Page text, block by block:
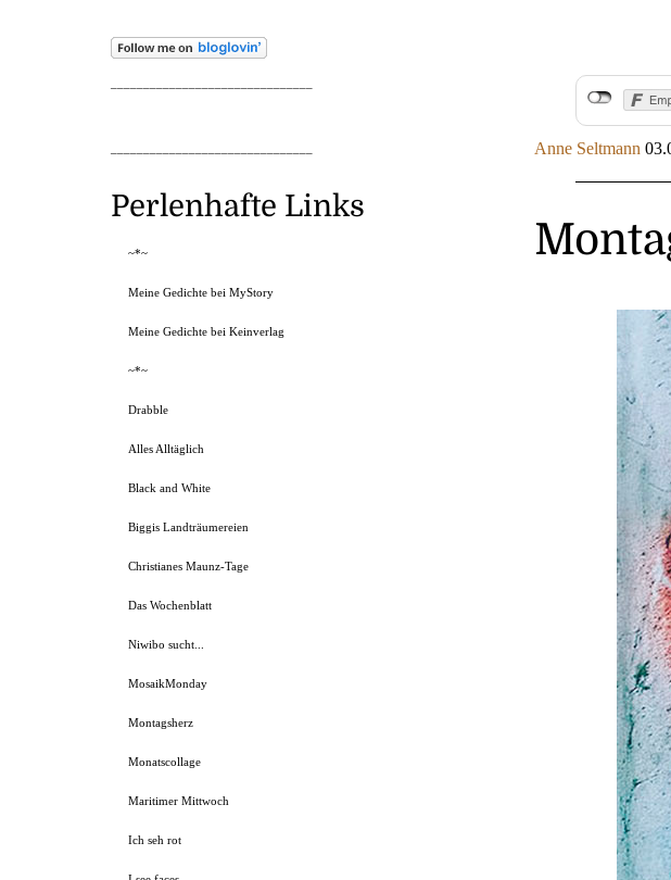
Anne Seltmann
Perlenhafte Links
~*~
Meine Gedichte bei MyStory
Meine Gedichte bei Keinverlag
~*~
Drabble
Alles Alltäglich
Black and White
Biggis Landträumereien
Christianes Maunz-Tage
Das Wochenblatt
Niwibo sucht...
MosaikMonday
Montagsherz
Monatscollage
Maritimer Mittwoch
Ich seh rot